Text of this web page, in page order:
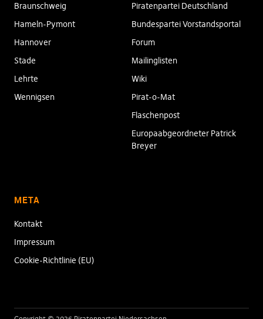
Braunschweig
Hameln-Pymont
Hannover
Stade
Lehrte
Wennigsen
Piratenpartei Deutschland
Bundespartei Vorstandsportal
Forum
Mailinglisten
Wiki
Pirat-o-Mat
Flaschenpost
Europaabgeordneter Patrick
Breyer
META
Kontakt
Impressum
Cookie-Richtlinie (EU)